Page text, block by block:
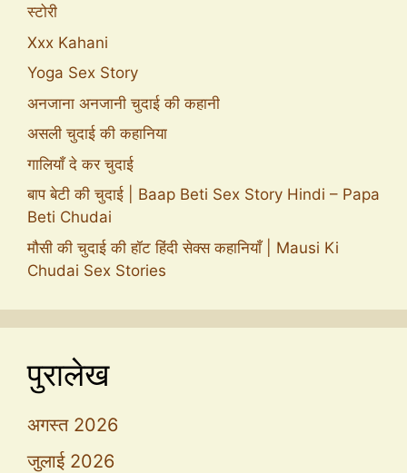
स्टोरी
Xxx Kahani
Yoga Sex Story
अनजाना अनजानी चुदाई की कहानी
असली चुदाई की कहानिया
गालियाँ दे कर चुदाई
बाप बेटी की चुदाई | Baap Beti Sex Story Hindi – Papa
Beti Chudai
मौसी की चुदाई की हॉट हिंदी सेक्स कहानियाँ | Mausi Ki
Chudai Sex Stories
पुरालेख
अगस्त 2026
जुलाई 2026